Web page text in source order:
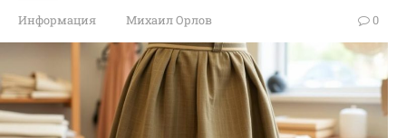
Информация Михаил Орлов 0